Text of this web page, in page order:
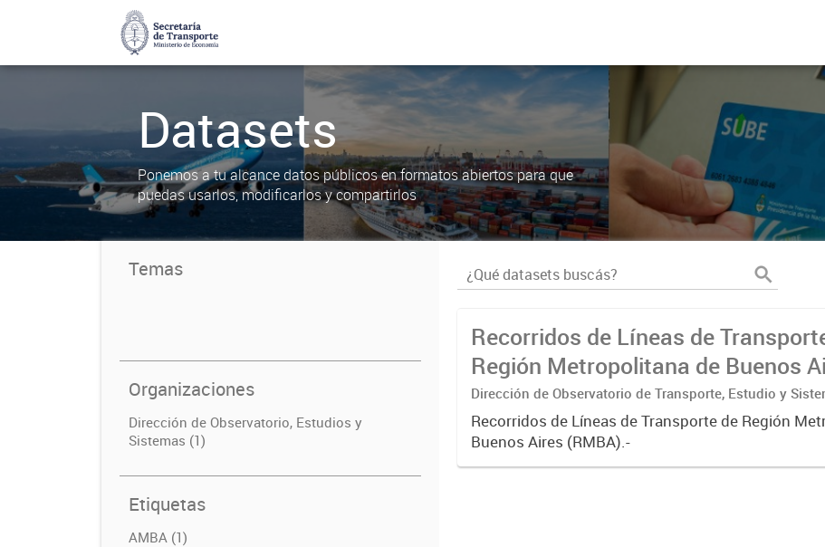
Datasets
Ponemos a tu alcance datos públicos en formatos abiertos para que
puedas usarlos, modificarlos y compartirlos
Temas
Organizaciones
Dirección de Observatorio, Estudios y
Sistemas (1)
Etiquetas
AMBA (1)
Recorridos de Líneas de
Región Metropolitana de Buenos
(RMBA)
Dirección de Observatorio de Transporte, Estudio y
Recorridos de Líneas de Transporte de Región
Buenos Aires (RMBA).-